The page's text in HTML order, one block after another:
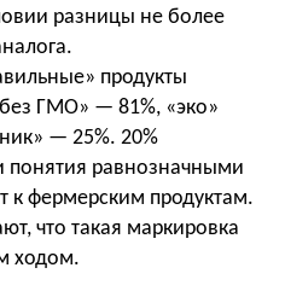
разницы не более
продукты
ГМО» — 81%, «эко»
— 25%. 20%
понятия равнозначными
к фермерским продуктам.
что такая маркировка
ходом.